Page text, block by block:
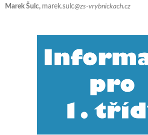
Marek Šulc, marek.sulc@zs-vrybnickach.cz